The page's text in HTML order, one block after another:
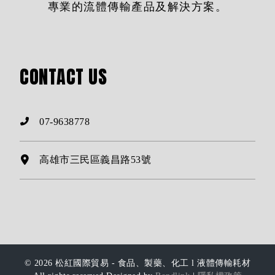
專業的流體傳輸產品及解決方案。
CONTACT US
07-9638778
高雄市三民區義昌路53號
© 2026 松紅國際貿易 - 食品、製藥、化工 l 液體傳輸耗材